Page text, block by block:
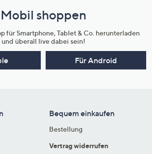
Mobil shoppen
für Smartphone, Tablet & Co. herunterladen
und überall live dabei sein!
Für Android
Bequem einkaufen
Bestellung
Vertrag widerrufen